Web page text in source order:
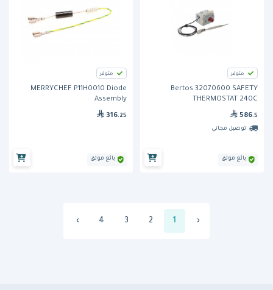
متوفر
Bertos 32070600 SAFETY
THERMOSTAT 240C
586.5
توصيل مجاني
بائع موثق
متوفر
MERRYCHEF P11H0010 Diode
Assembly
316.25
بائع موثق
‹
1
2
3
4
›